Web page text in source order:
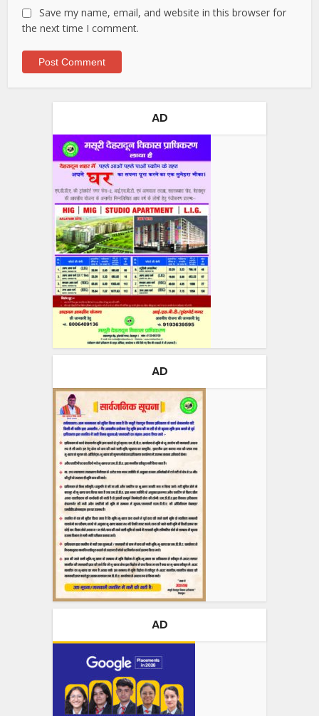
Save my name, email, and website in this browser for
the next time I comment.
AD
AD
AD